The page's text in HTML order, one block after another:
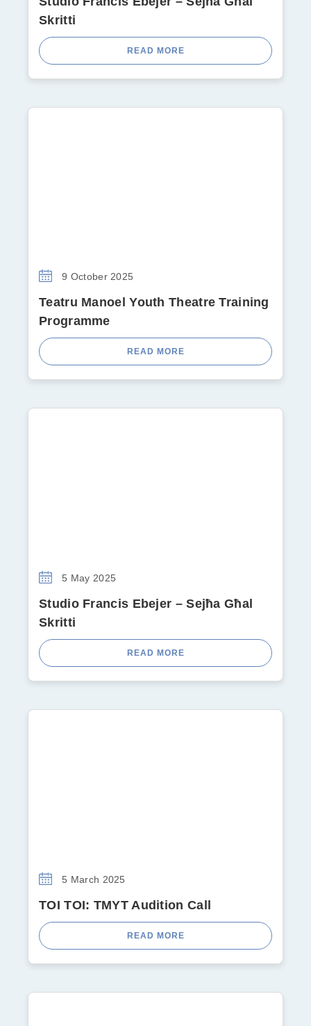
Skritti
READ MORE
9 October 2025
Teatru Manoel Youth Theatre Training
Programme
READ MORE
5 May 2025
Studio Francis Ebejer – Sejħa Għal
Skritti
READ MORE
5 March 2025
TOI TOI: TMYT Audition Call
READ MORE